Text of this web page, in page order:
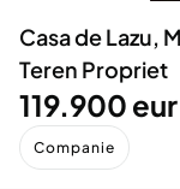
Casa de Lazu,
Teren Propriet
119.900 eur
Companie